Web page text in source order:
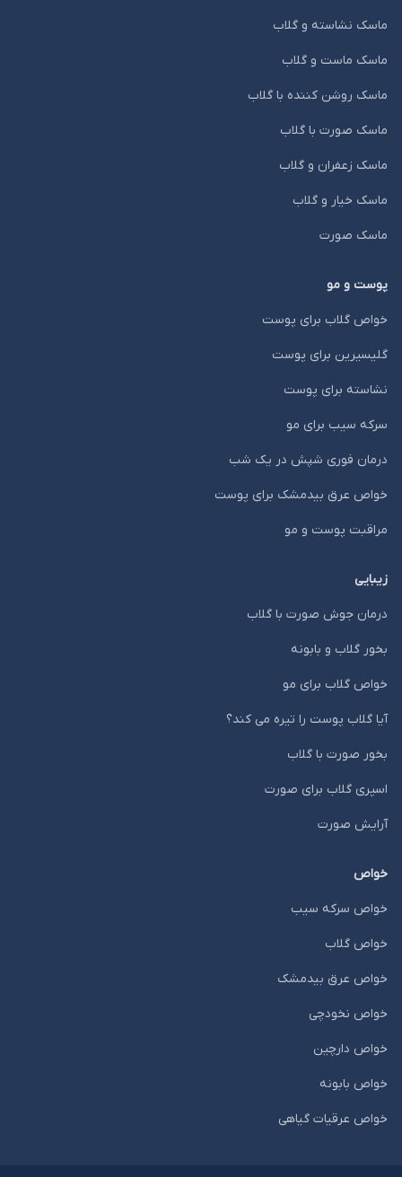
ماسک نشاسته و گلاب
ماسک ماست و گلاب
ماسک روشن کننده با گلاب
ماسک صورت با گلاب
ماسک زعفران و گلاب
ماسک خیار و گلاب
ماسک صورت
پوست و مو
خواص گلاب برای پوست
گلیسیرین برای پوست
نشاسته برای پوست
سرکه سیب برای مو
درمان فوری شپش در یک شب
خواص عرق بیدمشک برای پوست
مراقبت پوست و مو
زیبایی
درمان جوش صورت با گلاب
بخور گلاب و بابونه
خواص گلاب برای مو
آیا گلاب پوست را تیره می کند؟
بخور صورت با گلاب
اسپری گلاب برای صورت
آرایش صورت
خواص
خواص سرکه سیب
خواص گلاب
خواص عرق بیدمشک
خواص نخودچی
خواص دارچین
خواص بابونه
خواص عرقیات گیاهی